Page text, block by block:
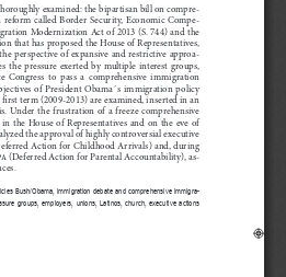
examined: the bipartisan bill on compre-
reform  called  Border  Security,  Economic  Compe-
Modernization Act of 2013 (S. 744) and the
that has proposed the House of Representatives,
perspective of expansive and restrictive approa
the  pressure  exerted  by  multiple  interest  groups,
Congress  to  pass  a  comprehensive  immigration
of  President  Obama ́s  immigration  policy
term (2009-2013) are examined, inserted in an
Under  the  frustration  of  a  freeze  comprehensive
the  House  of  Representatives  and  on  the  eve  of
the approval of highly controversial executive
Action for Childhood Arrivals) and, during
(Deferred Action for Parental Accountability), as-
Bush/Obama, immigration debate and comprehensive immigra-
groups, employers, unions, Latinos, church, executive actions